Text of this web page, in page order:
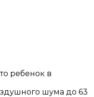
ребенок в
шума до 63